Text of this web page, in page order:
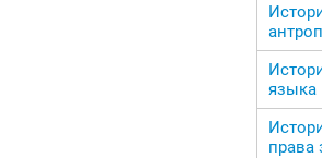
языка
права